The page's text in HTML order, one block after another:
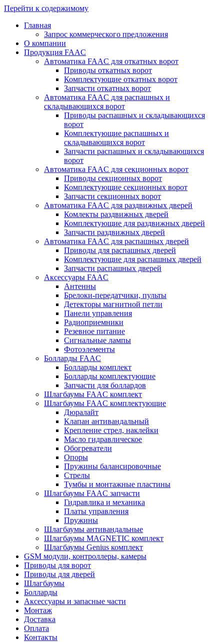
Перейти к содержимому
Главная
Запрос коммерческого предложения
О компании
Продукция FAAC
Автоматика FAAC для откатных ворот
Приводы откатных ворот
Комплектующие откатных ворот
Запчасти откатных ворот
Автоматика FAAC для распашных и
складывающихся ворот
Приводы распашных и складывающихся
ворот
Комплектующие распашных и
складывающихся ворот
Запчасти распашных и складывающихся
ворот
Автоматика FAAC для секционных ворот
Приводы секционных ворот
Комплектующие секционных ворот
Запчасти секционных ворот
Автоматика FAAC для раздвижных дверей
Комлекты раздвижных дверей
Комплектующие для раздвижных дверей
Запчасти раздвижных дверей
Автоматика FAAC для распашных дверей
Приводы для распашных дверей
Комплектующие для распашных дверей
Запчасти распашных дверей
Аксессуары FAAC
Антенны
Брелоки-передатчики, пульты
Детекторы магнитной петли
Панели управления
Радиоприемники
Резевное питание
Сигнальные лампы
Фотоэлементы
Болларды FAAC
Болларды комплект
Болларды комплектующие
Запчасти для боллардов
Шлагбаумы FAAC комплект
Шлагбаумы FAAC комплектующие
Дюралайт
Клапан антивандальный
Крепление стрел, наклейки
Масло гидравлическое
Обогреватели
Опоры
Пружины балансировочные
Стрелы
Тумбы и монтажные пластины
Шлагбаумы FAAC запчасти
Гидравлика и механика
Платы управления
Пружины
Шлагбаумы антивандальные
Шлагбаумы MAGNETIC комплект
Шлагбаумы Genius комплект
GSM модули, контроллеры, камеры
Приводы для ворот
Приводы для дверей
Шлагбаумы
Болларды
Аксессуары и запасные части
Монтаж
Доставка
Оплата
Контакты